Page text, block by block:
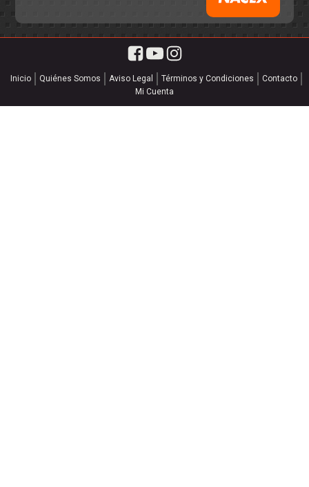
Inicio Quiénes Somos Aviso Legal Términos y Condiciones
Contacto
Mi Cuenta